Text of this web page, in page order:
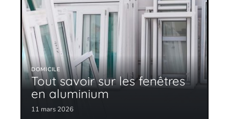
DOMICILE
Tout savoir sur les fenêtres
en aluminium
11 mars 2026